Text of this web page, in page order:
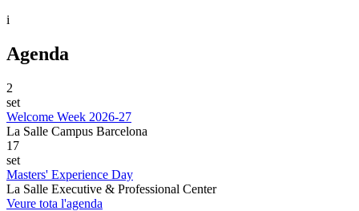
i
Agenda
2
set
Welcome Week 2026-27
La Salle Campus Barcelona
17
set
Masters' Experience Day
La Salle Executive & Professional Center
Veure tota l'agenda